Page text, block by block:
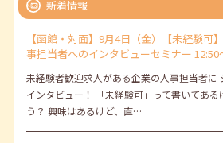
新着情報
【函館・対面】9月4日（金）【未経験可
事担当者へのインタビューセミナー 12:50
未経験者歓迎求人がある企業の人事担当者に
インタビュー！ 「未経験可」って書いてある
う？ 興味はあるけど、直…